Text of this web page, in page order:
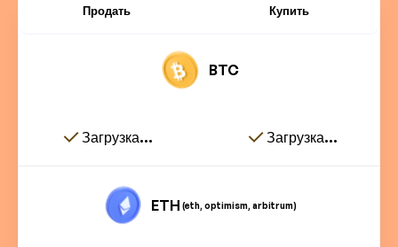
Продать Купить
BTC
Загрузка... Загрузка...
ETH (eth, optimism, arbitrum)